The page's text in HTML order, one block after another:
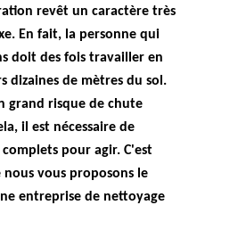
revêt un caractère très
En fait, la personne qui
doit des fois travailler en
dizaines de mètres du sol.
grand risque de chute
il est nécessaire de
pour agir. C'est
vous proposons le
entreprise de nettoyage